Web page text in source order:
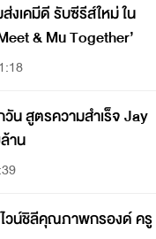
งเคมีดี รับซีรีส์ใหม่ ใน
& Mu Together’
น สูตรความสำเร็จ Jay
าน
ไวน์ชิลีคุณภาพกรองด์ ครู